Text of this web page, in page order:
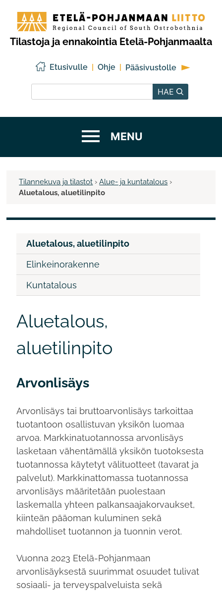
sisältöön
Pohjanmaan
liitto
Tilastoja ja ennakointia Etelä-Pohjanmaalta
Etusivulle Ohje Pääsivustolle
HAE
Tilannekuva ja tilastot ›Alue- ja kuntatalous ›
Aluetalous, aluetilinpito
Aluetalous, aluetilinpito
Elinkeinorakenne
Kuntatalous
Aluetalous,
aluetilinpito
Arvonlisäys
Arvonlisäys tai bruttoarvonlisäys tarkoittaa
tuotantoon osallistuvan yksikön luomaa
arvoa. Markkinatuotannossa arvonlisäys
lasketaan vähentämällä yksikön tuotoksesta
tuotannossa käytetyt välituotteet (tavarat ja
palvelut). Markkinattomassa tuotannossa
arvonlisäys määritetään puolestaan
laskemalla yhteen palkansaajakorvaukset,
kiinteän pääoman kuluminen sekä
mahdolliset tuotannon ja tuonnin verot.
Vuonna 2023 Etelä-Pohjanmaan
arvonlisäyksestä suurimmat osuudet tulivat
sosiaali- ja terveyspalveluista sekä